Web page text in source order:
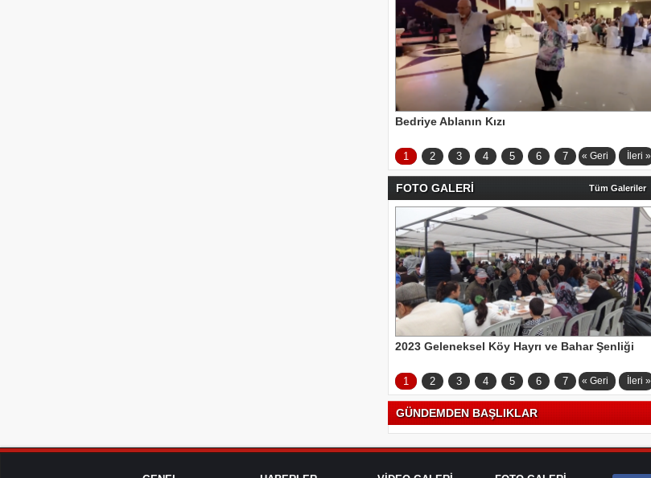
Bedriye Ablanın Kızı
1 2 3 4 5 6 7 « Geri İleri »
FOTO GALERİ Tüm Galeriler
2023 Geleneksel Köy Hayrı ve Bahar Şenliği
1 2 3 4 5 6 7 « Geri İleri »
GÜNDEMDEN BAŞLIKLAR